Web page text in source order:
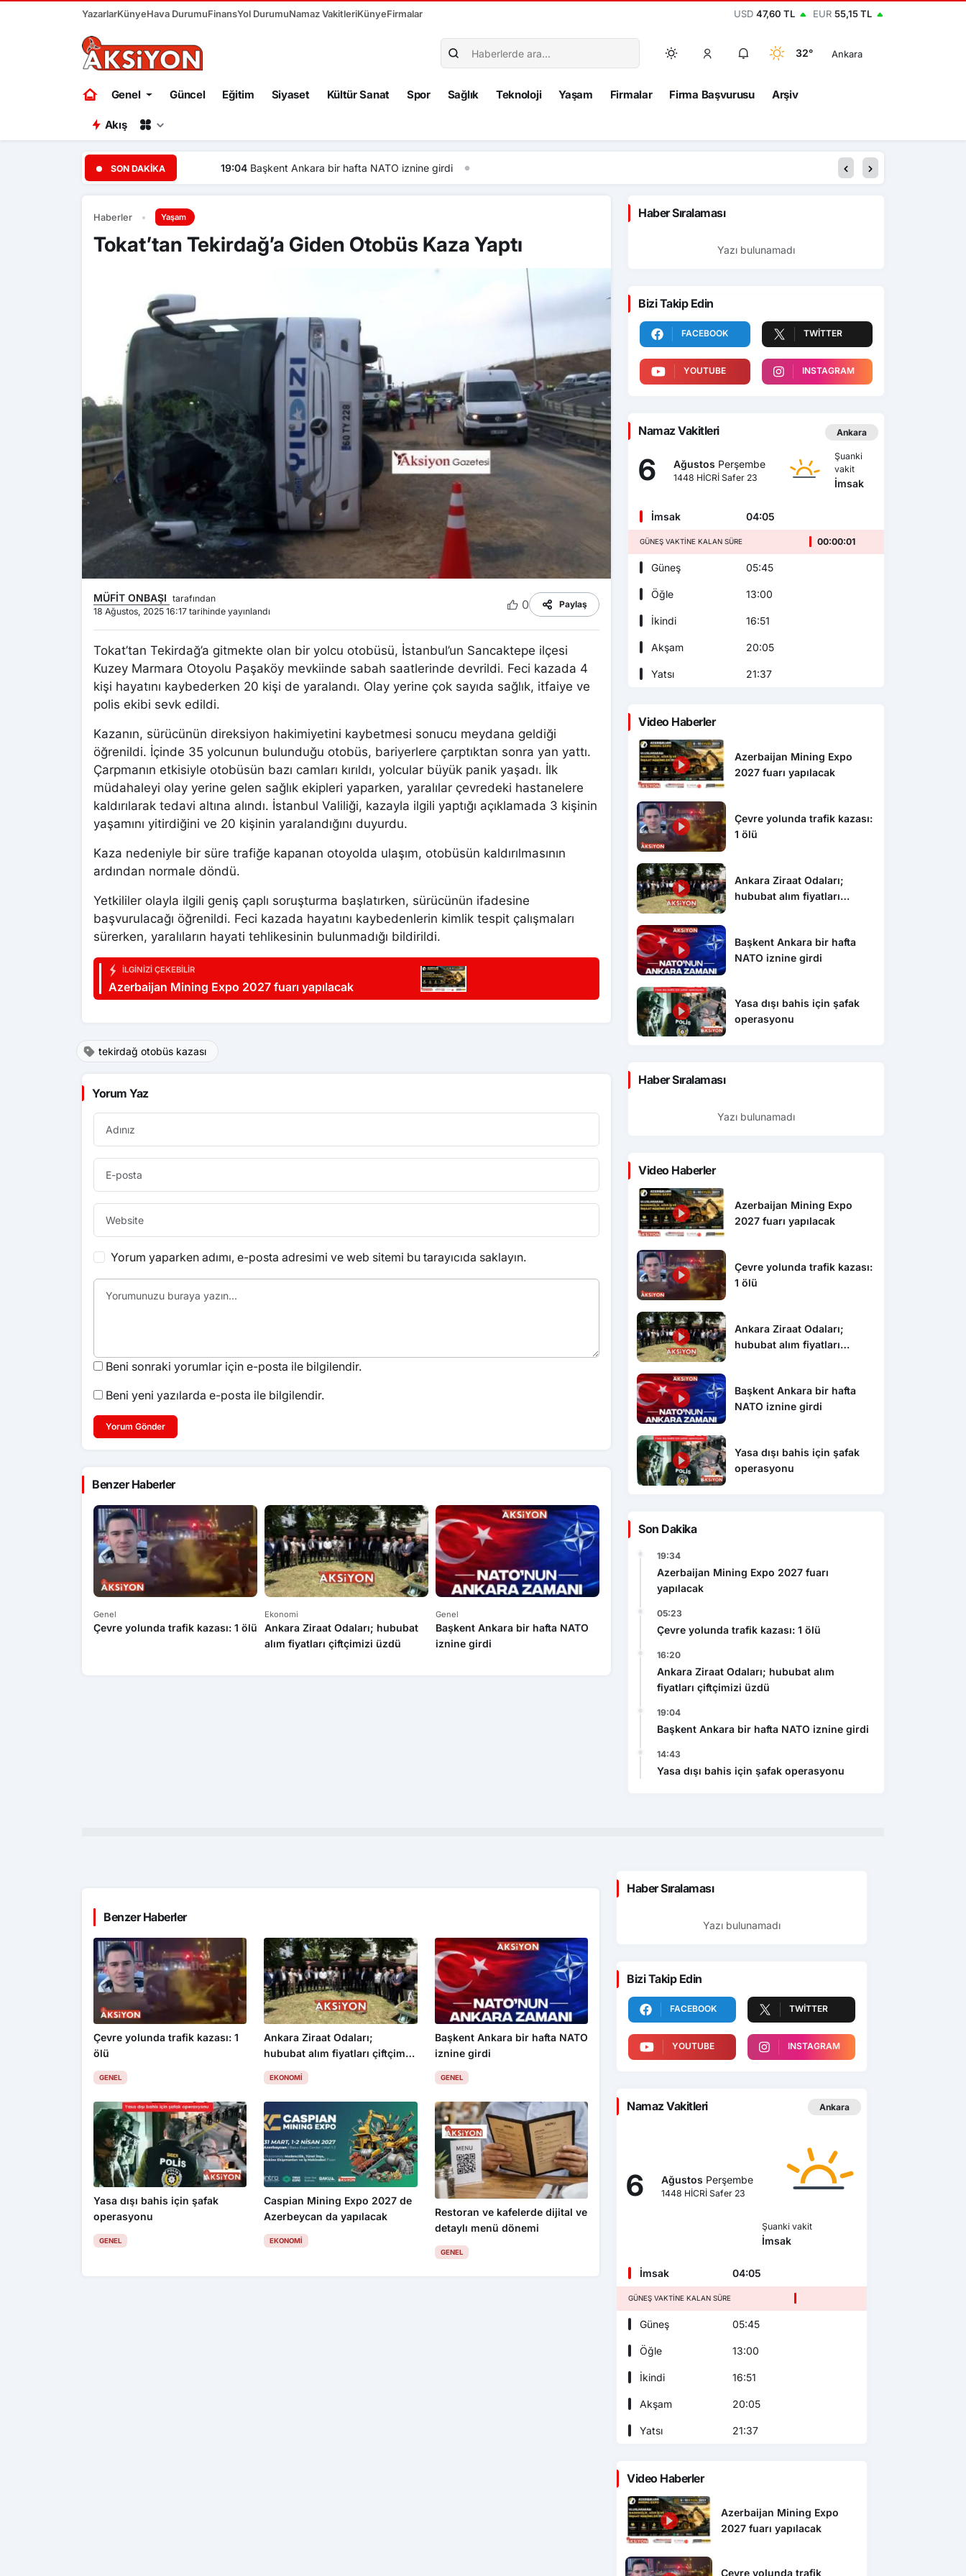
YazarlarKünyeHava DurumuFinansYol DurumuNamaz VakitleriKünyeFirmalar USD 47,60 TL EUR 55,15 TL
32° Ankara
Genel Güncel Eğitim Siyaset Kültür Sanat Spor Sağlık Teknoloji Yaşam Firmalar Firma Başvurusu Arşiv
Akış
SON DAKIKA Başkent Ankara bir hafta NATO iznine girdi
Haberler Yaşam
Tokat’tan Tekirdağ’a Giden Otobüs Kaza Yaptı
MÜFİT ONBAŞI tarafından
18 Ağustos, 2025 16:17 tarihinde yayınlandı
0 Paylaş
Tokat’tan Tekirdağ’a gitmekte olan bir yolcu otobüsü, İstanbul’un Sancaktepe ilçesi
Kuzey Marmara Otoyolu Paşaköy mevkiinde sabah saatlerinde devrildi. Feci kazada 4
kişi hayatını kaybederken 20 kişi de yaralandı. Olay yerine çok sayıda sağlık, itfaiye ve
polis ekibi sevk edildi.
Kazanın, sürücünün direksiyon hakimiyetini kaybetmesi sonucu meydana geldiği
öğrenildi. İçinde 35 yolcunun bulunduğu otobüs, bariyerlere çarptıktan sonra yan yattı.
Çarpmanın etkisiyle otobüsün bazı camları kırıldı, yolcular büyük panik yaşadı. İlk
müdahaleyi olay yerine gelen sağlık ekipleri yaparken, yaralılar çevredeki hastanelere
kaldırılarak tedavi altına alındı. İstanbul Valiliği, kazayla ilgili yaptığı açıklamada 3 kişinin
yaşamını yitirdiğini ve 20 kişinin yaralandığını duyurdu.
Kaza nedeniyle bir süre trafiğe kapanan otoyolda ulaşım, otobüsün kaldırılmasının
ardından normale döndü.
Yetkililer olayla ilgili geniş çaplı soruşturma başlatırken, sürücünün ifadesine
başvurulacağı öğrenildi. Feci kazada hayatını kaybedenlerin kimlik tespit çalışmaları
sürerken, yaralıların hayati tehlikesinin bulunmadığı bildirildi.
İLGINIZI ÇEKEBILIR
Azerbaijan Mining Expo 2027 fuarı yapılacak
tekirdağ otobüs kazası
Yorum Yaz
Yorum yaparken adımı, e-posta adresimi ve web sitemi bu tarayıcıda saklayın.
Beni sonraki yorumlar için e-posta ile bilgilendir.
Beni yeni yazılarda e-posta ile bilgilendir.
Yorum Gönder
Benzer Haberler
Genel
Çevre yolunda trafik kazası: 1 ölü
Ekonomi
Ankara Ziraat Odaları; hububat
alım fiyatları çiftçimizi üzdü
Genel
Başkent Ankara bir hafta NATO
iznine girdi
Yasa dışı bahis için şafak
Caspian Mining Expo 2027 de
Haber Sıralaması
Yazı bulunamadı
Bizi Takip Edin
FACEBOOK TWITTER
YOUTUBE INSTAGRAM
Namaz Vakitleri Ankara
6 Ağustos Perşembe
1448 HİCRİ Safer 23
Şuanki
vakit
İmsak
İmsak 04:05
GÜNEŞ VAKTINE KALAN SÜRE 00:00:00
Güneş 05:45
Öğle 13:00
İkindi 16:51
Akşam 20:05
Yatsı 21:37
Video Haberler
Azerbaijan Mining Expo
2027 fuarı yapılacak
Çevre yolunda trafik kazası:
1 ölü
Ankara Ziraat Odaları;
hububat alım fiyatları
Başkent Ankara bir hafta
NATO iznine girdi
Yasa dışı bahis için şafak
operasyonu
Haber Sıralaması
Yazı bulunamadı
Video Haberler
Azerbaijan Mining Expo
2027 fuarı yapılacak
Çevre yolunda trafik kazası:
1 ölü
Ankara Ziraat Odaları;
hububat alım fiyatları
Başkent Ankara bir hafta
NATO iznine girdi
Yasa dışı bahis için şafak
operasyonu
Son Dakika
19:34
Azerbaijan Mining Expo 2027 fuarı
yapılacak
05:23
Çevre yolunda trafik kazası: 1 ölü
16:20
Ankara Ziraat Odaları; hububat alım
fiyatları çiftçimizi üzdü
19:04
Başkent Ankara bir hafta NATO iznine girdi
14:43
Yasa dışı bahis için şafak operasyonu
Benzer Haberler
Çevre yolunda trafik kazası: 1
ölü
GENEL
Ankara Ziraat Odaları;
hububat alım fiyatları çiftçimizi
üzdü
EKONOMI
Başkent Ankara bir hafta NATO
iznine girdi
GENEL
Yasa dışı bahis için şafak
operasyonu
GENEL
Caspian Mining Expo 2027 de
Azerbeycan da yapılacak
EKONOMI
Restoran ve kafelerde dijital ve
detaylı menü dönemi
GENEL
Haber Sıralaması
Yazı bulunamadı
Bizi Takip Edin
FACEBOOK TWITTER
YOUTUBE INSTAGRAM
Namaz Vakitleri Ankara
6 Ağustos Perşembe
1448 HİCRİ Safer 23
Şuanki vakit
İmsak
İmsak 04:05
GÜNEŞ VAKTINE KALAN SÜRE
Güneş 05:45
Öğle 13:00
İkindi 16:51
Akşam 20:05
Yatsı 21:37
Video Haberler
Azerbaijan Mining Expo
2027 fuarı yapılacak
Çevre yolunda trafik